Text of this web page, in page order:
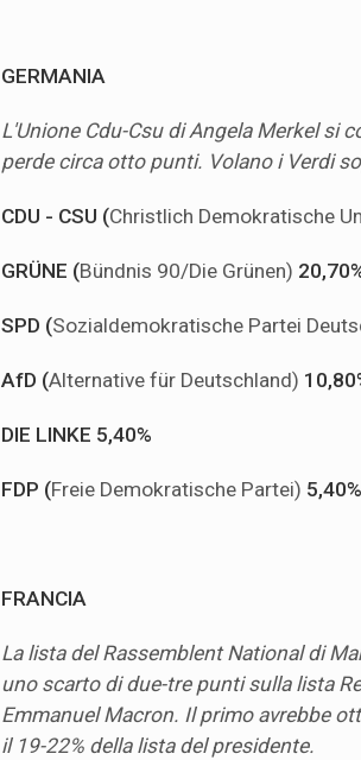
GERMANIA
L'Unione Cdu-Csu di Angela Merkel si
perde circa otto punti. Volano i Verdi
CDU - CSU (Christlich Demokratische
GRÜNE (Bündnis 90/Die Grünen)
SPD (Sozialdemokratische Partei
AfD (Alternative für Deutschland)
DIE LINKE 5,40%
FDP (Freie Demokratische Partei) 5,40%
FRANCIA
La lista del Rassemblent National di
uno scarto di due-tre punti sulla lista
Emmanuel Macron. Il primo avrebbe
il 19-22% della lista del presidente.